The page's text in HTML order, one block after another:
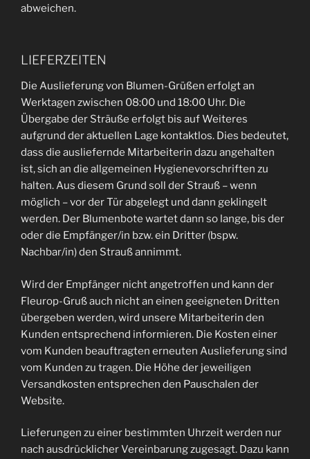
abweichen.
LIEFERZEITEN
Die Auslieferung von Blumen-Grüßen erfolgt an
Werktagen zwischen 08:00 und 18:00 Uhr. Die
Übergabe der Sträuße erfolgt bis auf Weiteres
aufgrund der aktuellen Lage kontaktlos. Dies bedeutet,
dass die ausliefernde Mitarbeiterin dazu angehalten
ist, sich an die allgemeinen Hygienevorschriften zu
halten. Aus diesem Grund soll der Strauß – wenn
möglich – vor der Tür abgelegt und dann geklingelt
werden. Der Blumenbote wartet dann so lange, bis der
oder die Empfänger/in bzw. ein Dritter (bspw.
Nachbar/in) den Strauß annimmt.
Wird der Empfänger nicht angetroffen und kann der
Fleurop-Gruß auch nicht an einen geeigneten Dritten
übergeben werden, wird unsere Mitarbeiterin den
Kunden entsprechend informieren. Die Kosten einer
vom Kunden beauftragten erneuten Auslieferung sind
vom Kunden zu tragen. Die Höhe der jeweiligen
Versandkosten entsprechen den Pauschalen der
Website.
Lieferungen zu einer bestimmten Uhrzeit werden nur
nach ausdrücklicher Vereinbarung zugesagt. Dazu kann